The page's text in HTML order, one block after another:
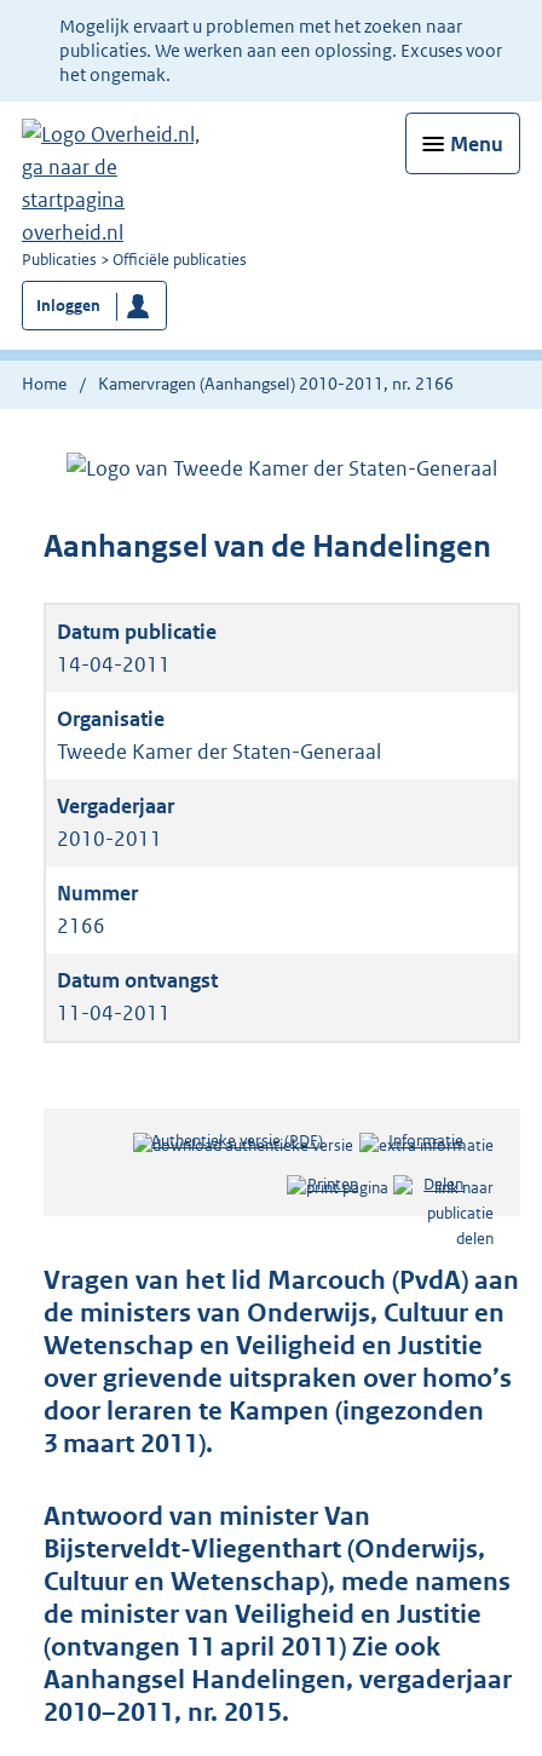
Ter
informatie:
Mogelijk ervaart u problemen met het zoeken naar
publicaties. We werken aan een oplossing. Excuses voor
het ongemak.
Menu
U
bent
nu
hier:
Publicaties Officiële publicaties
Inloggen
Home Kamervragen (Aanhangsel) 2010-2011, nr. 2166
Aanhangsel van de Handelingen
14-04-2011
Tweede Kamer der Staten-Generaal
2010-2011
2166
11-04-2011
Authentieke versie (PDF)b
s
d
s
g
r
o
4
5
K
b
Informatie
Printen Delen
Vragen van het lid Marcouch (PvdA) aan
de ministers van Onderwijs, Cultuur en
Wetenschap en Veiligheid en Justitie
over grievende uitspraken over homo’s
door leraren te Kampen (ingezonden
3 maart 2011).
Antwoord van minister Van
Bijsterveldt-Vliegenthart (Onderwijs,
Cultuur en Wetenschap), mede namens
de minister van Veiligheid en Justitie
(ontvangen 11 april 2011) Zie ook
Aanhangsel Handelingen, vergaderjaar
2010–2011, nr. 2015.